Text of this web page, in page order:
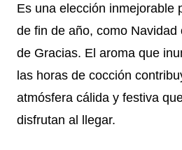
Es una elección inmejorable
de fin de año, como Navidad
de Gracias. El aroma que
las horas de cocción
atmósfera cálida y festiva
disfrutan al llegar.